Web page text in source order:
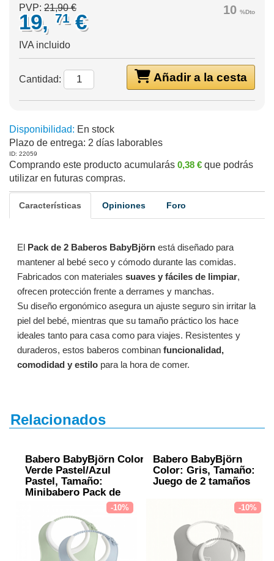
10 %Dto
PVP: 21,90 €
19, 71 €
IVA incluido
Añadir a la cesta
Cantidad:
Disponibilidad: En stock
Plazo de entrega: 2 días laborables
ID: 22059
Comprando este producto acumularás 0,38 € que podrás
utilizar en futuras compras.
Características Opiniones Foro
El Pack de 2 Baberos BabyBjörnestá diseñado para
mantener al bebé seco y cómodo durante las comidas.
Fabricados con materiales suaves y fáciles de limpiar,
ofrecen protección frente a derrames y manchas.
Su diseño ergonómico asegura un ajuste seguro sin irritar la
piel del bebé, mientras que su tamaño práctico los hace
ideales tanto para casa como para viajes. Resistentes y
duraderos, estos baberos combinan funcionalidad,
comodidad y estilopara la hora de comer.
Relacionados
Babero BabyBjörn Color:
Verde Pastel/Azul
Pastel, Tamaño:
Minibabero Pack de
-10%
Babero BabyBjörn
Color: Gris, Tamaño:
Juego de 2 tamaños
-10%